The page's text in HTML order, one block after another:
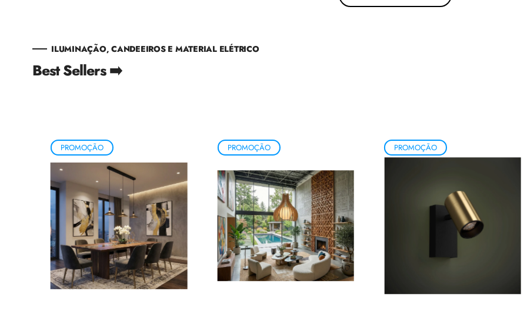
ILUMINAÇÃO, CANDEEIROS E MATERIAL ELÉTRICO
Best Sellers ➡️
PROMOÇÃO PROMOÇÃO PROMOÇÃO